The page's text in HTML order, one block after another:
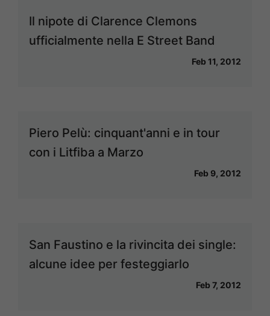
Il nipote di Clarence Clemons
ufficialmente nella E Street Band
Feb 11, 2012
Piero Pelù: cinquant'anni e in tour
con i Litfiba a Marzo
Feb 9, 2012
San Faustino e la rivincita dei single:
alcune idee per festeggiarlo
Feb 7, 2012